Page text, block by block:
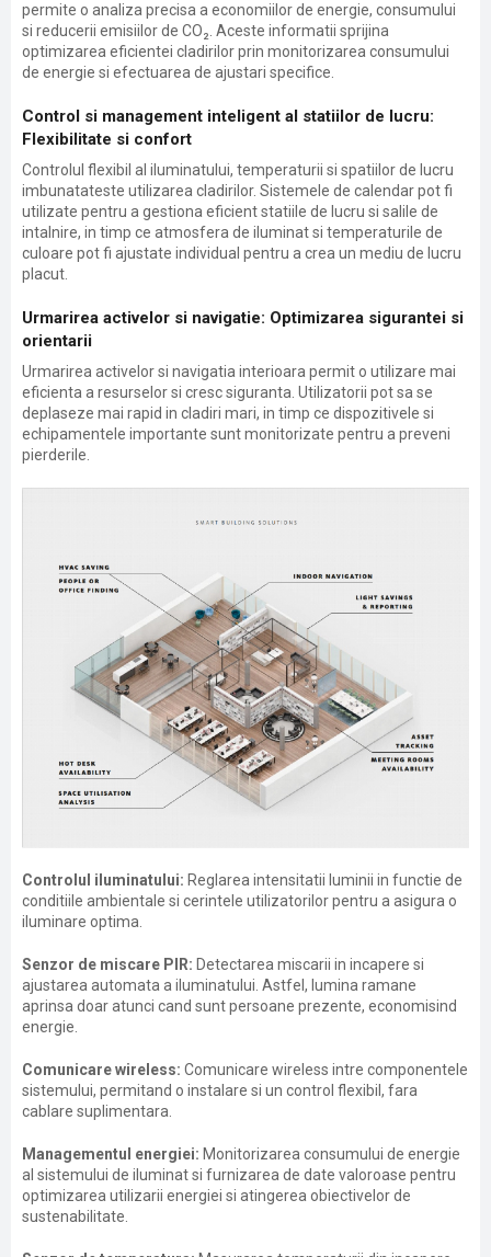
permite o analiza precisa a economiilor de energie, consumului
si reducerii emisiilor de CO₂. Aceste informatii sprijina
optimizarea eficientei cladirilor prin monitorizarea consumului
de energie si efectuarea de ajustari specifice.
Control si management inteligent al statiilor de lucru:
Flexibilitate si confort
Controlul flexibil al iluminatului, temperaturii si spatiilor de lucru
imbunatateste utilizarea cladirilor. Sistemele de calendar pot fi
utilizate pentru a gestiona eficient statiile de lucru si salile de
intalnire, in timp ce atmosfera de iluminat si temperaturile de
culoare pot fi ajustate individual pentru a crea un mediu de lucru
placut.
Urmarirea activelor si navigatie: Optimizarea sigurantei si
orientarii
Urmarirea activelor si navigatia interioara permit o utilizare mai
eficienta a resurselor si cresc siguranta. Utilizatorii pot sa se
deplaseze mai rapid in cladiri mari, in timp ce dispozitivele si
echipamentele importante sunt monitorizate pentru a preveni
pierderile.
Controlul iluminatului: Reglarea intensitatii luminii in functie de
conditiile ambientale si cerintele utilizatorilor pentru a asigura o
iluminare optima.
Senzor de miscare PIR: Detectarea miscarii in incapere si
ajustarea automata a iluminatului. Astfel, lumina ramane
aprinsa doar atunci cand sunt persoane prezente, economisind
energie.
Comunicare wireless: Comunicare wireless intre componentele
sistemului, permitand o instalare si un control flexibil, fara
cablare suplimentara.
Managementul energiei: Monitorizarea consumului de energie
al sistemului de iluminat si furnizarea de date valoroase pentru
optimizarea utilizarii energiei si atingerea obiectivelor de
sustenabilitate.